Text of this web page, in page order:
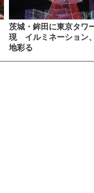
茨城・鉾田に東京タワ
現 イルミネーション
地彩る